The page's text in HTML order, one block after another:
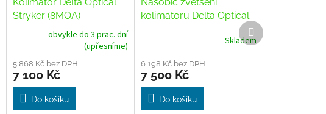
Stryker (8MOA)
obvykle do 3 prac. dní
(upřesníme)
5 868 Kč bez DPH
7 100 Kč
Do košíku
kolimátoru Delta Optical
Skladem
6 198 Kč bez DPH
7 500 Kč
Do košíku
Další
produkt